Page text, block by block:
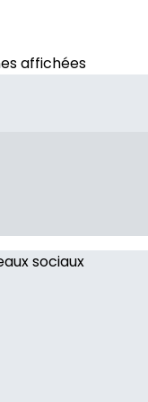
affichées
sociaux